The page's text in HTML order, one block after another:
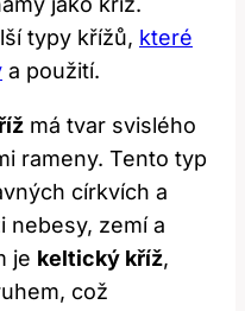
typy křížů, které
a použití.
má tvar svislého
rameny. Tento typ
církvích a
nebesy, zemí a
je keltický kříž,
což